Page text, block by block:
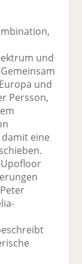
und
und
Persson,
eine